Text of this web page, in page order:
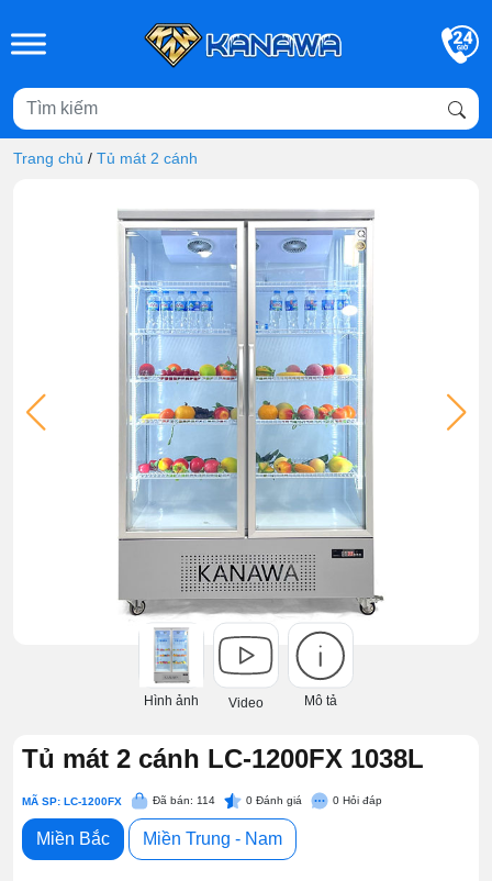
Trang chủ / Tủ mát 2 cánh
Hình ảnh Video Mô tả
Tủ mát 2 cánh LC-1200FX 1038L
MÃ SP: LC-1200FX Đã bán: 114 0 Đánh giá 0 Hỏi đáp
Miền Bắc Miền Trung - Nam